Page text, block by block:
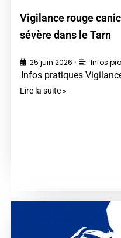
Vigilance rouge
sévère dans le Tarn
25 juin 2026 • Infos
Infos pratiques
Lire la suite »